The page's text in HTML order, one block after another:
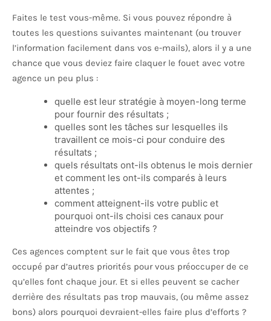
Faites le test vous-même. Si vous pouvez répondre à
toutes les questions suivantes maintenant (ou trouver
l’information facilement dans vos e-mails), alors il y a une
chance que vous deviez faire claquer le fouet avec votre
agence un peu plus :
quelle est leur stratégie à moyen-long terme
pour fournir des résultats ;
quelles sont les tâches sur lesquelles ils
travaillent ce mois-ci pour conduire des
résultats ;
quels résultats ont-ils obtenus le mois dernier
et comment les ont-ils comparés à leurs
attentes ;
comment atteignent-ils votre public et
pourquoi ont-ils choisi ces canaux pour
atteindre vos objectifs ?
Ces agences comptent sur le fait que vous êtes trop
occupé par d’autres priorités pour vous préoccuper de ce
qu’elles font chaque jour. Et si elles peuvent se cacher
derrière des résultats pas trop mauvais, (ou même assez
bons) alors pourquoi devraient-elles faire plus d’efforts ?